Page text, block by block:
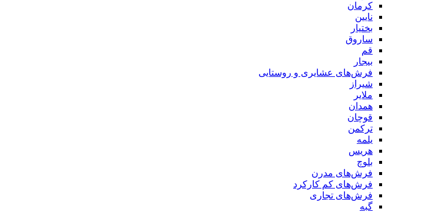
کرمان
نایین
بختیار
ساروق
قم
بیجار
فرش‌های عشایری و روستایی
شیراز
ملایر
همدان
قوچان
ترکمن
یلمه
هریس
بلوچ
فرش‌های مدرن
فرش‌های کم کارکرد
فرش‌های تجاری
گبه